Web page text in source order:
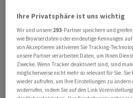
Allerdings habe sich die
aufgehellt. Die Marktteilnehmer
die Risiken für eine mögliche
Ihre Privatsphäre ist uns wichtig
Wir und unsere 293-Partner speichern und
wie Browserdaten oder eindeutige Kennungen
von Akzeptieren aktivieren Sie Tracking-
unsere Partner verarbeiten Daten, um Ihnen
Zwecke. Wenn Tracker deaktiviert sind, sind
möglicherweise nicht mehr so relevant für Sie.
wieder aufrufen, um Ihre Einstellungen zu
widerrufen, indem Sie auf den Link